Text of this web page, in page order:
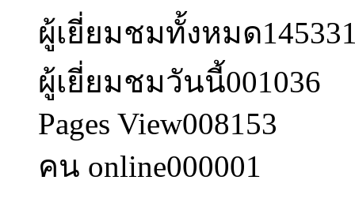
ผู้เยี่ยมชมทั้งหมด
ผู้เยี่ยมชมวันนี้001036
Pages View008153
คน online000001